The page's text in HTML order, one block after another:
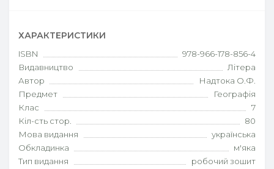
ХАРАКТЕРИСТИКИ
ISBN
978-966-178-856-4
Видавництво
Літера
Автор
Надтока О.Ф.
Предмет
Географія
Клас
7
Кіл-сть стор.
80
Мова видання
українська
Обкладинка
м'яка
Тип видання
робочий зошит